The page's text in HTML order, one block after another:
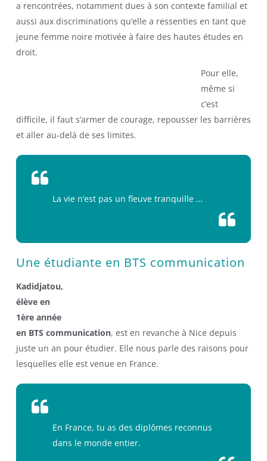
a rencontrées, notamment dues à son contexte familial et
aussi aux discriminations qu’elle a ressenties en tant que
jeune femme noire motivée à faire des hautes études en
droit.
Pour elle,
même si
c’est
difficile, il faut s’armer de courage, repousser les barrières
et aller au-delà de ses limites.
La vie n’est pas un fleuve tranquille …
Une étudiante en BTS communication
Kadidjatou,
élève en
1ère année
en BTS communication, est en revanche à Nice depuis
juste un an pour étudier. Elle nous parle des raisons pour
lesquelles elle est venue en France.
En France, tu as des diplômes reconnus
dans le monde entier.